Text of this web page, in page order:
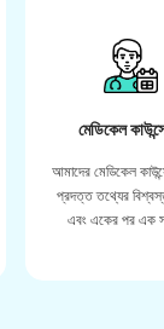
মেডিকেল
আমাদের মেডিকেল
প্রদত্ত তথ্যের
এবং একের পর এক